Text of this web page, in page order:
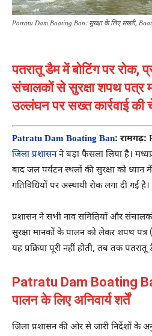
Patratu Dam Boating Ban: सुरक्षा के लिए सख्ती,
पतरातू डैम में बोटिंग पर रोक,
संचालकों से सुरक्षा शपथ पत्र
उल्लंघन पर सख्त कार्रवाई की
Patratu Dam Boating Ban: रामगढ़:
जिला प्रशासनने बड़ा फैसला लिया है।
बाद जल पर्यटन स्थलों की सुरक्षा को ध्यान
गतिविधियों पर अस्थायी रोक लगा दी गई है।
प्रशासन ने सभी नाव समितियों और
सुरक्षा मानकों के पालन को लेकर शपथ
यह प्रक्रिया पूरी नहीं होती, तब तक
Patratu Dam Boating
पालन के लिए अनिवार्य शर्तें
जिला प्रशासन की ओर से जारी निर्देशों के